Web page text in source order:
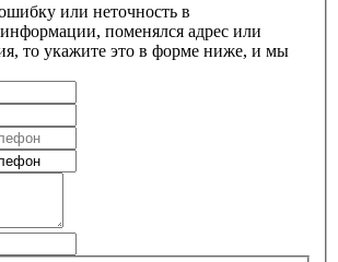
или неточность в
поменялся адрес или
то укажите это в форме ниже, и мы